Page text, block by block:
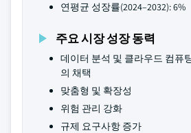
연평균 성장률(2024–2032): 6%
주요 시장 성장 동력
데이터 분석 및 클라우드 컴퓨
의 채택
맞춤형 및 확장성
위험 관리 강화
규제 요구사항 증가